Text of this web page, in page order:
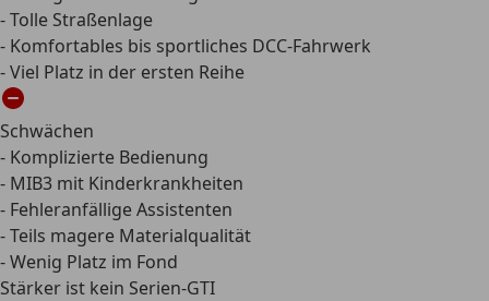
- Tolle Straßenlage
- Komfortables bis sportliches DCC-Fahrwerk
- Viel Platz in der ersten Reihe
Schwächen
- Komplizierte Bedienung
- MIB3 mit Kinderkrankheiten
- Fehleranfällige Assistenten
- Teils magere Materialqualität
- Wenig Platz im Fond
Stärker ist kein Serien-GTI